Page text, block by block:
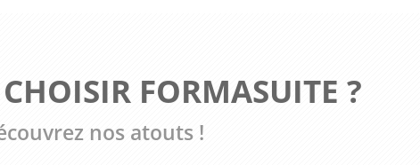
FORMASUITE ?
nos atouts !